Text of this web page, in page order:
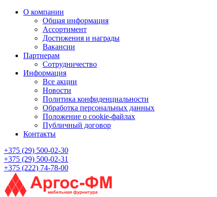
О компании
Общая информация
Ассортимент
Достижения и награды
Вакансии
Партнерам
Сотрудничество
Информация
Все акции
Новости
Политика конфиденциальности
Обработка персональных данных
Положение о cookie-файлах
Публичный договор
Контакты
+375 (29) 500-02-30
+375 (29) 500-02-31
+375 (222) 74-78-00